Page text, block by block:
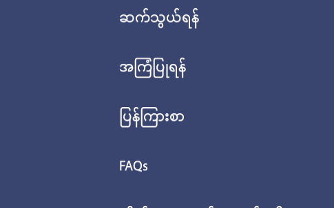
ဆက်သွယ်ရန်
အကြံပြုရန်
ပြန်ကြားစာ
FAQs